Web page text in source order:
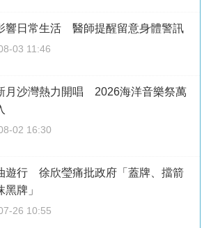
響日常生活 醫師提醒留意身體警訊
03 11:46
月沙灣熱力開唱 2026海洋音樂祭萬
02 16:30
遊行 徐欣瑩痛批政府「蓋牌、擋箭
黑牌」
26 10:55